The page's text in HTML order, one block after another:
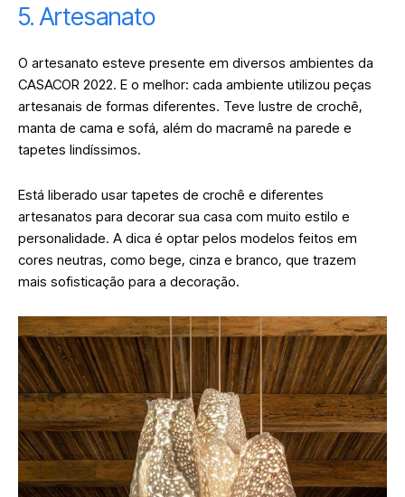
5. Artesanato
O artesanato esteve presente em diversos ambientes da
CASACOR 2022. E o melhor: cada ambiente utilizou peças
artesanais de formas diferentes. Teve lustre de crochê,
manta de cama e sofá, além do macramê na parede e
tapetes lindíssimos.
Está liberado usar tapetes de crochê e diferentes
artesanatos para decorar sua casa com muito estilo e
personalidade. A dica é optar pelos modelos feitos em
cores neutras, como bege, cinza e branco, que trazem
mais sofisticação para a decoração.